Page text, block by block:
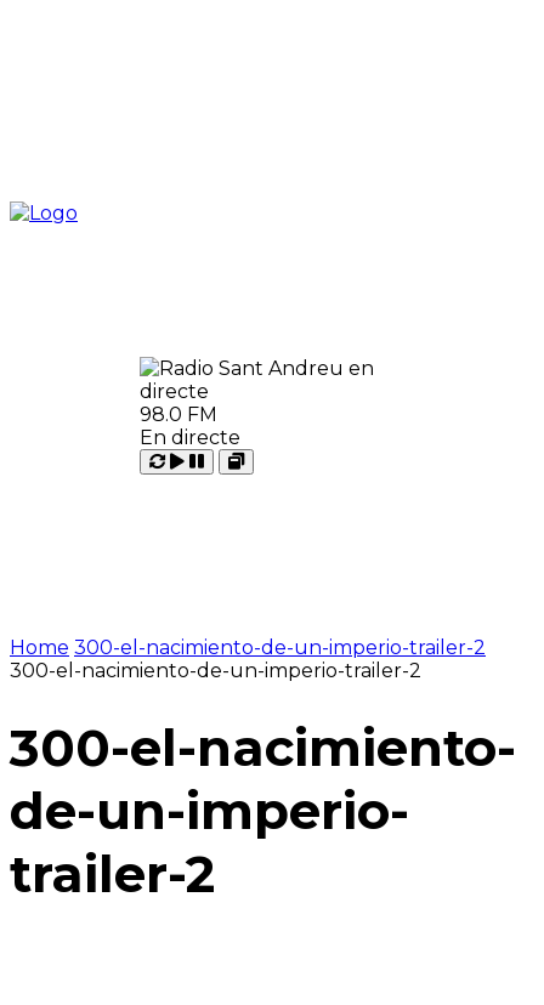
98.0 FM
En directe
Carregant
Reproduir
Pausar
Open
Home 300-el-nacimiento-de-un-imperio-trailer-2
300-el-nacimiento-de-un-imperio-trailer-2
300-el-nacimiento-
de-un-imperio-
trailer-2